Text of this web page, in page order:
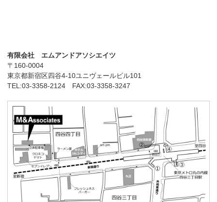
有限会社 エムアンドアソシエイツ
〒160-0004
東京都新宿区四谷4-10ユニヴェールビル101
TEL:03-3358-2124 FAX:03-3358-3247